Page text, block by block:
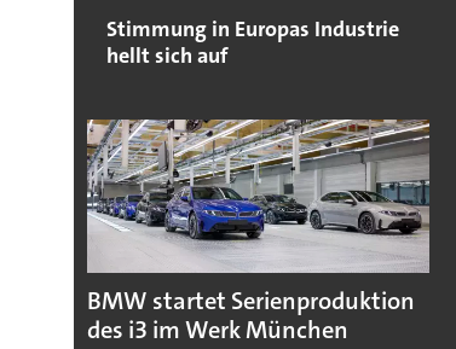
Stimmung in Europas Industrie
hellt sich auf
BMW startet Serienproduktion
des i3 im Werk München